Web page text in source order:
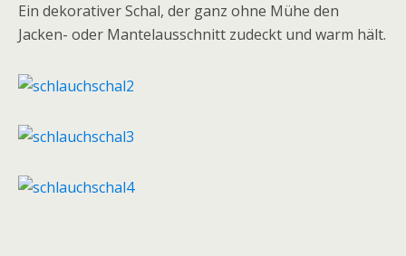
Ein dekorativer Schal, der ganz ohne Mühe den
Jacken- oder Mantelausschnitt zudeckt und warm hält.